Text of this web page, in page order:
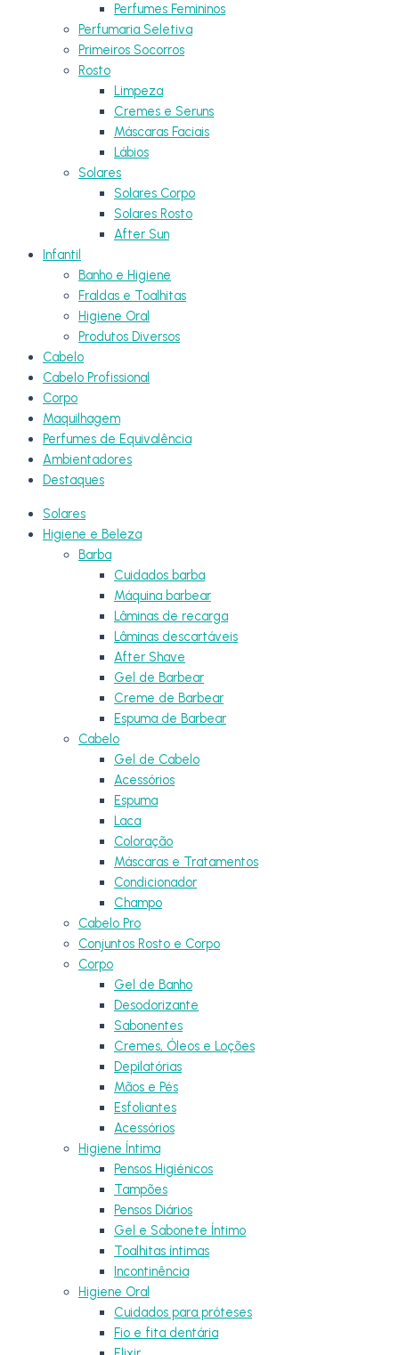
Perfumes Femininos
Perfumaria Seletiva
Primeiros Socorros
Rosto
Limpeza
Cremes e Seruns
Máscaras Faciais
Lábios
Solares
Solares Corpo
Solares Rosto
After Sun
Infantil
Banho e Higiene
Fraldas e Toalhitas
Higiene Oral
Produtos Diversos
Cabelo
Cabelo Profissional
Corpo
Maquilhagem
Perfumes de Equivalência
Ambientadores
Destaques
Solares
Higiene e Beleza
Barba
Cuidados barba
Máquina barbear
Lâminas de recarga
Lâminas descartáveis
After Shave
Gel de Barbear
Creme de Barbear
Espuma de Barbear
Cabelo
Gel de Cabelo
Acessórios
Espuma
Laca
Coloração
Máscaras e Tratamentos
Condicionador
Champo
Cabelo Pro
Conjuntos Rosto e Corpo
Corpo
Gel de Banho
Desodorizante
Sabonentes
Cremes, Óleos e Loções
Depilatórias
Mãos e Pés
Esfoliantes
Acessórios
Higiene Íntima
Pensos Higiénicos
Tampões
Pensos Diários
Gel e Sabonete Íntimo
Toalhitas íntimas
Incontinência
Higiene Oral
Cuidados para próteses
Fio e fita dentária